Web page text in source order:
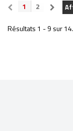
1 2
Résultats 1 - 9 sur 14.